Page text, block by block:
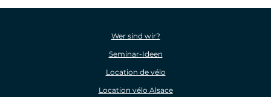
Wer sind wir?
Seminar-Ideen
Location de vélo
Location vélo Alsace